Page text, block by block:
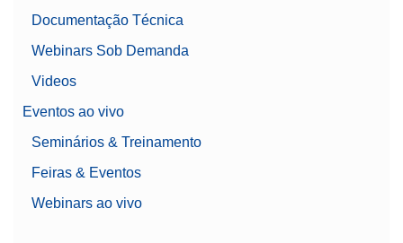
Documentação Técnica
Webinars Sob Demanda
Videos
Eventos ao vivo
Seminários & Treinamento
Feiras & Eventos
Webinars ao vivo